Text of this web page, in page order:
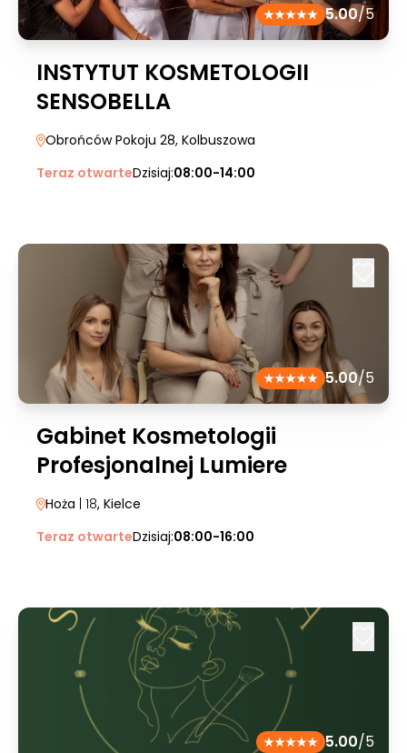
5.00/5
INSTYTUT KOSMETOLOGII
SENSOBELLA
Obrońców Pokoju 28, Kolbuszowa
Teraz otwarteDzisiaj:08:00-14:00
5.00/5
Gabinet Kosmetologii
Profesjonalnej Lumiere
Hoża | 18, Kielce
Teraz otwarteDzisiaj:08:00-16:00
5.00/5